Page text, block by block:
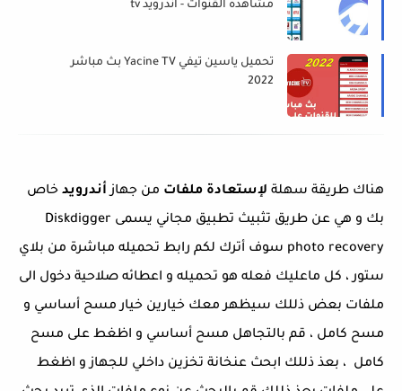
مشاهدة القنوات - اندرويد tv
تحميل ياسين تيفي Yacine TV بث مباشر
2022
هناك طريقة سهلة لإستعادة ملفات من جهازأندرويد خاص
بك و هي عن طريق تثبيث تطبيق مجاني يسمى Diskdigger
photo recovery سوف أترك لكم رابط تحميله مباشرة من بلاي
ستور ، كل ماعليك فعله هو تحميله و اعطائه صلاحية دخول الى
ملفات بعض ذللك سيظهر معك خيارين خيار مسح أساسي و
مسح كامل ، قم بالتجاهل مسح أساسي و اظغط على مسح
كامل ، بعذ ذللك ابحث عنخانة تخزين داخلي للجهاز و اظغط